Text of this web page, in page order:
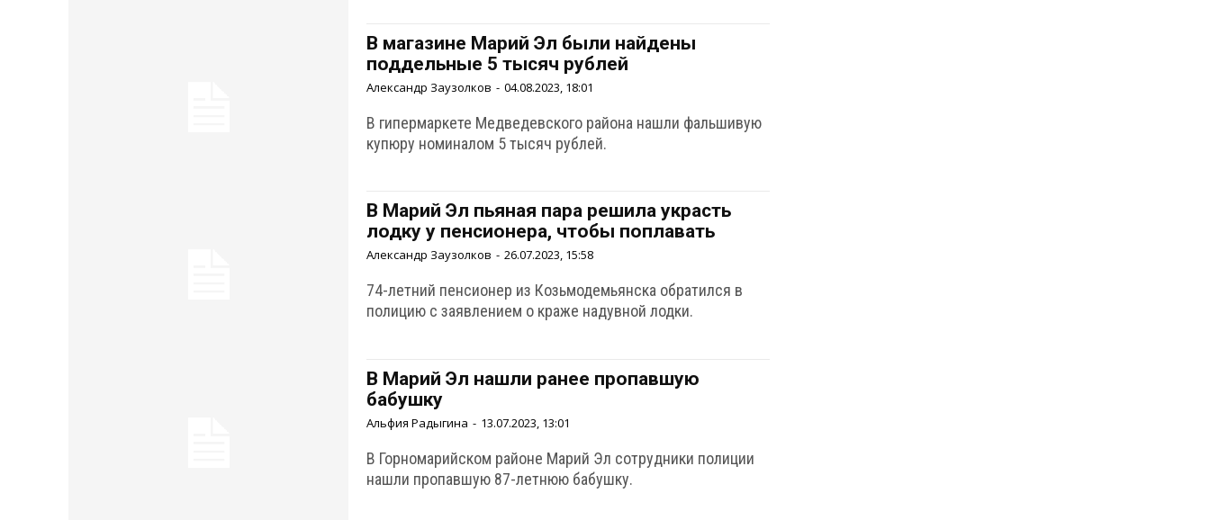
В магазине Марий Эл были найдены
поддельные 5 тысяч рублей
Александр Заузолков - 04.08.2023, 18:01
В гипермаркете Медведевского района нашли фальшивую
купюру номиналом 5 тысяч рублей.
В Марий Эл пьяная пара решила украсть
лодку у пенсионера, чтобы поплавать
Александр Заузолков - 26.07.2023, 15:58
74-летний пенсионер из Козьмодемьянска обратился в
полицию с заявлением о краже надувной лодки.
В Марий Эл нашли ранее пропавшую
бабушку
Альфия Радыгина - 13.07.2023, 13:01
В Горномарийском районе Марий Эл сотрудники полиции
нашли пропавшую 87-летнюю бабушку.